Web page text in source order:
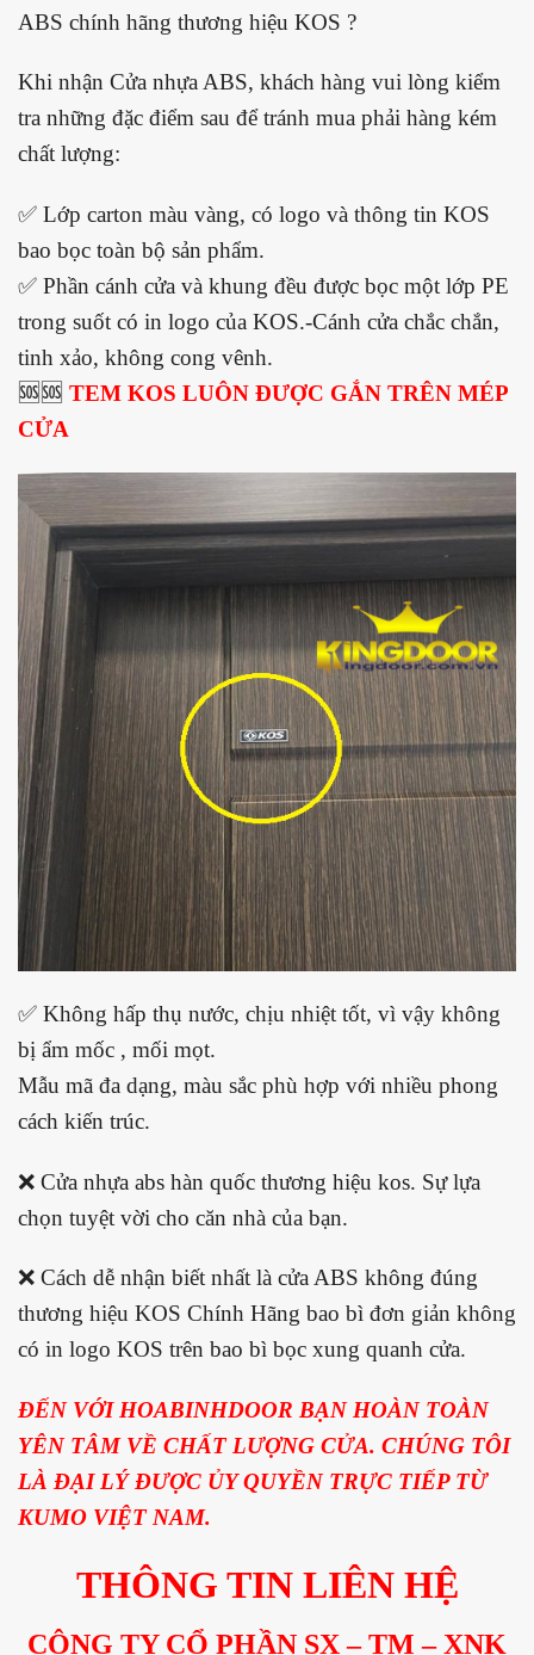
ABS chính hãng thương hiệu KOS ?
Khi nhận Cửa nhựa ABS, khách hàng vui lòng kiểm
tra những đặc điểm sau để tránh mua phải hàng kém
chất lượng:
✅ Lớp carton màu vàng, có logo và thông tin KOS
bao bọc toàn bộ sản phẩm.
✅ Phần cánh cửa và khung đều được bọc một lớp PE
trong suốt có in logo của KOS.-Cánh cửa chắc chắn,
tinh xảo, không cong vênh.
🆘🆘 TEM KOS LUÔN ĐƯỢC GẮN TRÊN MÉP
CỬA
✅ Không hấp thụ nước, chịu nhiệt tốt, vì vậy không
bị ẩm mốc , mối mọt.
Mẫu mã đa dạng, màu sắc phù hợp với nhiều phong
cách kiến trúc.
❌ Cửa nhựa abs hàn quốc thương hiệu kos. Sự lựa
chọn tuyệt vời cho căn nhà của bạn.
❌ Cách dễ nhận biết nhất là cửa ABS không đúng
thương hiệu KOS Chính Hãng bao bì đơn giản không
có in logo KOS trên bao bì bọc xung quanh cửa.
ĐẾN VỚI HOABINHDOOR BẠN HOÀN TOÀN
YÊN TÂM VỀ CHẤT LƯỢNG CỬA. CHÚNG TÔI
LÀ ĐẠI LÝ ĐƯỢC ỦY QUYỀN TRỰC TIẾP TỪ
KUMO VIỆT NAM.
THÔNG TIN LIÊN HỆ
CÔNG TY CỔ PHẦN SX – TM – XNK